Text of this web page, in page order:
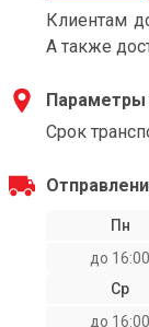
Клиентам
А также
Параметры
Срок
Пн
до 16:00
Ср
до 16:00